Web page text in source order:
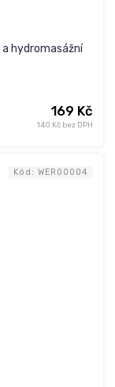
a hydromasážní
140 Kč bez DPH
169 Kč
Kód: WER00004